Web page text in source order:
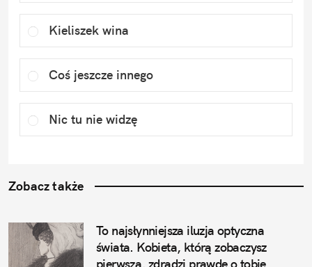
Kieliszek wina
Coś jeszcze innego
Nic tu nie widzę
Zobacz także
To najsłynniejsza iluzja optyczna
świata. Kobieta, którą zobaczysz